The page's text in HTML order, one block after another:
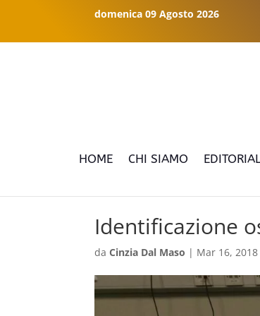
domenica 09 Agosto 2026
HOME CHI SIAMO
Identificazione
daCinzia Dal Maso | Mar 16, 2018